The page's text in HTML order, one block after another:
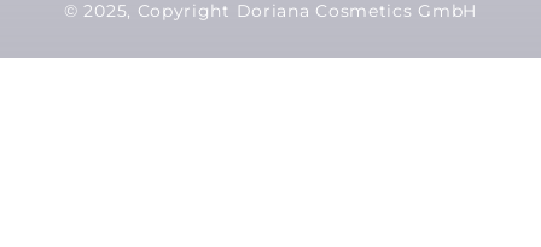
Speichern
© 2025, Copyright Doriana Cosmetics GmbH